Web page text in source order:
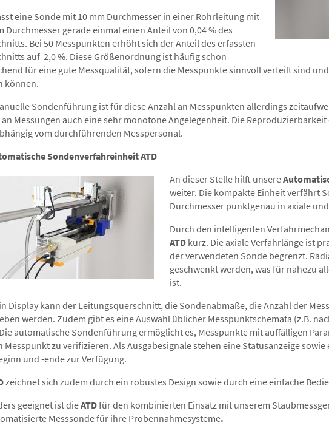
eine Sonde mit 10 mm Durchmesser in einer Rohrleitung mit
Durchmesser gerade einmal einen Anteil von 0,04 % des
Bei 50 Messpunkten erhöht sich der Anteil des erfassten
auf 2,0 %. Diese Größenordnung ist häufig schon
für eine gute Messqualität, sofern die Messpunkte sinnvoll verteilt sind
können.
Sondenführung ist für diese Anzahl an Messpunkten allerdings
Messungen auch eine sehr monotone Angelegenheit. Die
vom durchführenden Messpersonal.
Sondenverfahreinheit ATD
An dieser Stelle hilft unsere
weiter. Die kompakte Einheit verfährt
Durchmesser punktgenau in axiale
Durch den intelligenten
ATDkurz. Die axiale Verfahrlänge ist
der verwendeten Sonde begrenzt.
geschwenkt werden, was für nahezu
ist.
Display kann der Leitungsquerschnitt, die Sondenabmaße, die Anzahl der
werden. Zudem gibt es eine Auswahl üblicher Messpunktschemata (z.B. nach
automatische Sondenführung ermöglicht es, Messpunkte mit auffälligen
Messpunkt zu verifizieren. Als Ausgabesignale stehen eine Statusanzeige
und -ende zur Verfügung.
zeichnet sich zudem durch ein robustes Design sowie durch eine einfache
geeignet ist dieATDfür den kombinierten Einsatz mit unserem
Messsonde für ihre Probennahmesysteme.